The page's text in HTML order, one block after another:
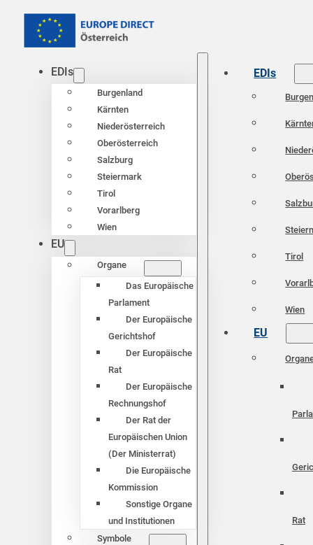
EDIs
Burgenland
Kärnten
Niederösterreich
Oberösterreich
Salzburg
Steiermark
Tirol
Vorarlberg
Wien
EU
Organe
Das Europäische
Parlament
Der Europäische
Gerichtshof
Der Europäische
Rat
Der Europäische
Rechnungshof
Der Rat der
Europäischen Union
(Der Ministerrat)
Die Europäische
Kommission
Sonstige Organe
und Institutionen
Symbole
EDIs
Tirol
Wien
EU
Rat